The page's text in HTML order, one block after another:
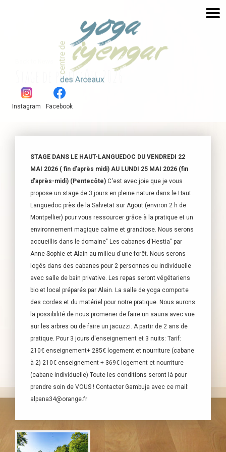
Instagram Facebook
Stage de pentecôte 2026
STAGE DANS LE HAUT-LANGUEDOC DU VENDREDI 22
MAI 2026 ( fin d'après midi) AU LUNDI 25 MAI 2026 (fin
d'après-midi) (Pentecôte) C'est avec joie que je vous
propose un stage de 3 jours en pleine nature dans le Haut
Languedoc près de la Salvetat sur Agout (environ 2 h de
Montpellier) pour vous ressourcer grâce à la pratique et un
environnement magique calme et grandiose. Nous serons
accueillis dans le domaine" Les cabanes d'Hestia" par
Anne-Sophie et Alain au milieu d'une forêt. Nous serons
logés dans des cabanes pour 2 personnes ou individuelle
avec salle de bain privative. Les repas seront végétariens
bio et local préparés par Alain. La salle de yoga comporte
des cordes et du matériel pour notre pratique. Nous aurons
la possibilité de nous promener de faire un sauna avec vue
sur les arbres ou de faire un jacuzzi. A partir de 2 ans de
pratique. Pour 3 jours d'enseignement et 3 nuits: Tarif:
210€ enseignement+ 285€ logement et nourriture (cabane
à 2) 210€ enseignement + 369€ logement et nourriture
(cabane individuelle) Toute les conditions seront là pour
prendre soin de VOUS ! Contacter Gambuja avec ce mail:
alpana34@orange.fr